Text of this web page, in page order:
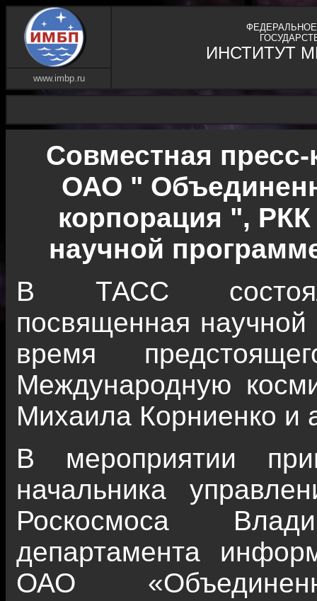
ИНСТИТУТ
www.imbp.ru
Совместная
ОАО "
корпорация ",
научной
В ТАСС
посвященная
время
Международную
Михаила Корниенко и
В мероприятии
начальника
Роскосмоса
департамента
ОАО